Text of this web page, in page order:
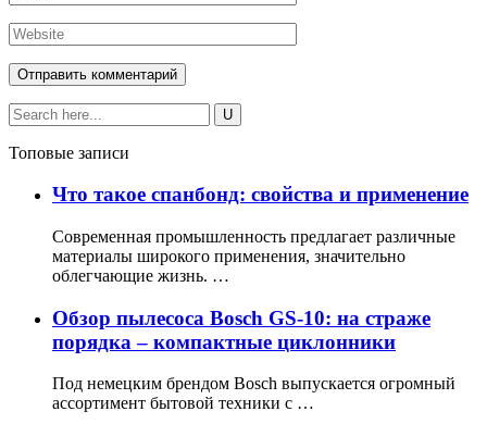
Топовые записи
Что такое спанбонд: свойства и применение
Современная промышленность предлагает различные
материалы широкого применения, значительно
облегчающие жизнь. …
Обзор пылесоса Bosch GS-10: на страже
порядка – компактные циклонники
Под немецким брендом Bosch выпускается огромный
ассортимент бытовой техники с …